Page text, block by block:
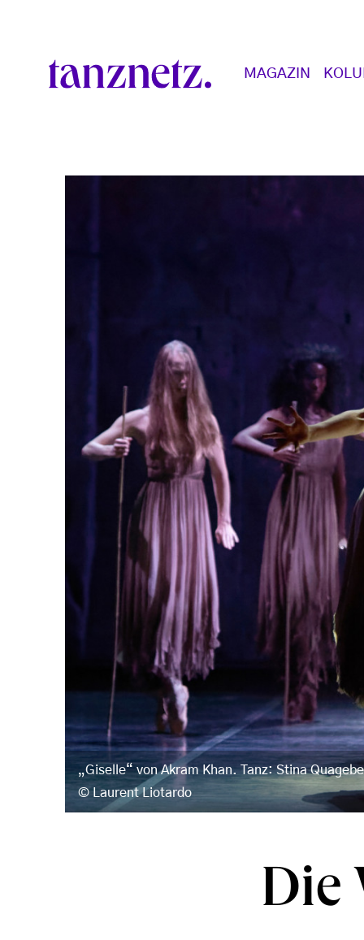
Main navigation
MAGAZIN
„Giselle“ von Akram Khan. Tanz: Stina
Laurent Liotardo
Die